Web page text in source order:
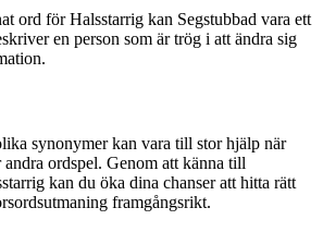
ord för Halsstarrig kan Segstubbad vara ett
en person som är trög i att ändra sig
synonymer kan vara till stor hjälp när
ordspel. Genom att känna till
kan du öka dina chanser att hitta rätt
framgångsrikt.